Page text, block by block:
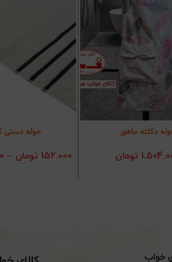
گزینه‌ها
دکلته ماهور
تومان
انتخاب
حوله دستی
152.000 تومان –
خواب